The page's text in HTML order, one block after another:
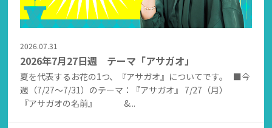
2026.07.31
2026年7月27日週 テーマ「アサガオ」
夏を代表するお花の1つ、『アサガオ』についてです。 ■今
週（7/27～7/31）のテーマ：『アサガオ』 7/27（月）
『アサガオの名前』 &...